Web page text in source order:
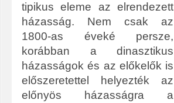
tipikus eleme az elrendezett
házasság. Nem csak az
1800-as éveké persze,
korábban a dinasztikus
házasságok és az előkelők is
előszeretettel helyezték az
előnyös házasságra a